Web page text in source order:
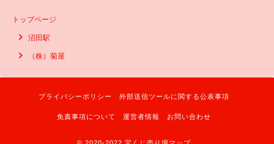
トップページ
沼田駅
（株）菊屋
プライバシーポリシー 外部送信ツールに関する公表事項
免責事項について 運営者情報 お問い合わせ